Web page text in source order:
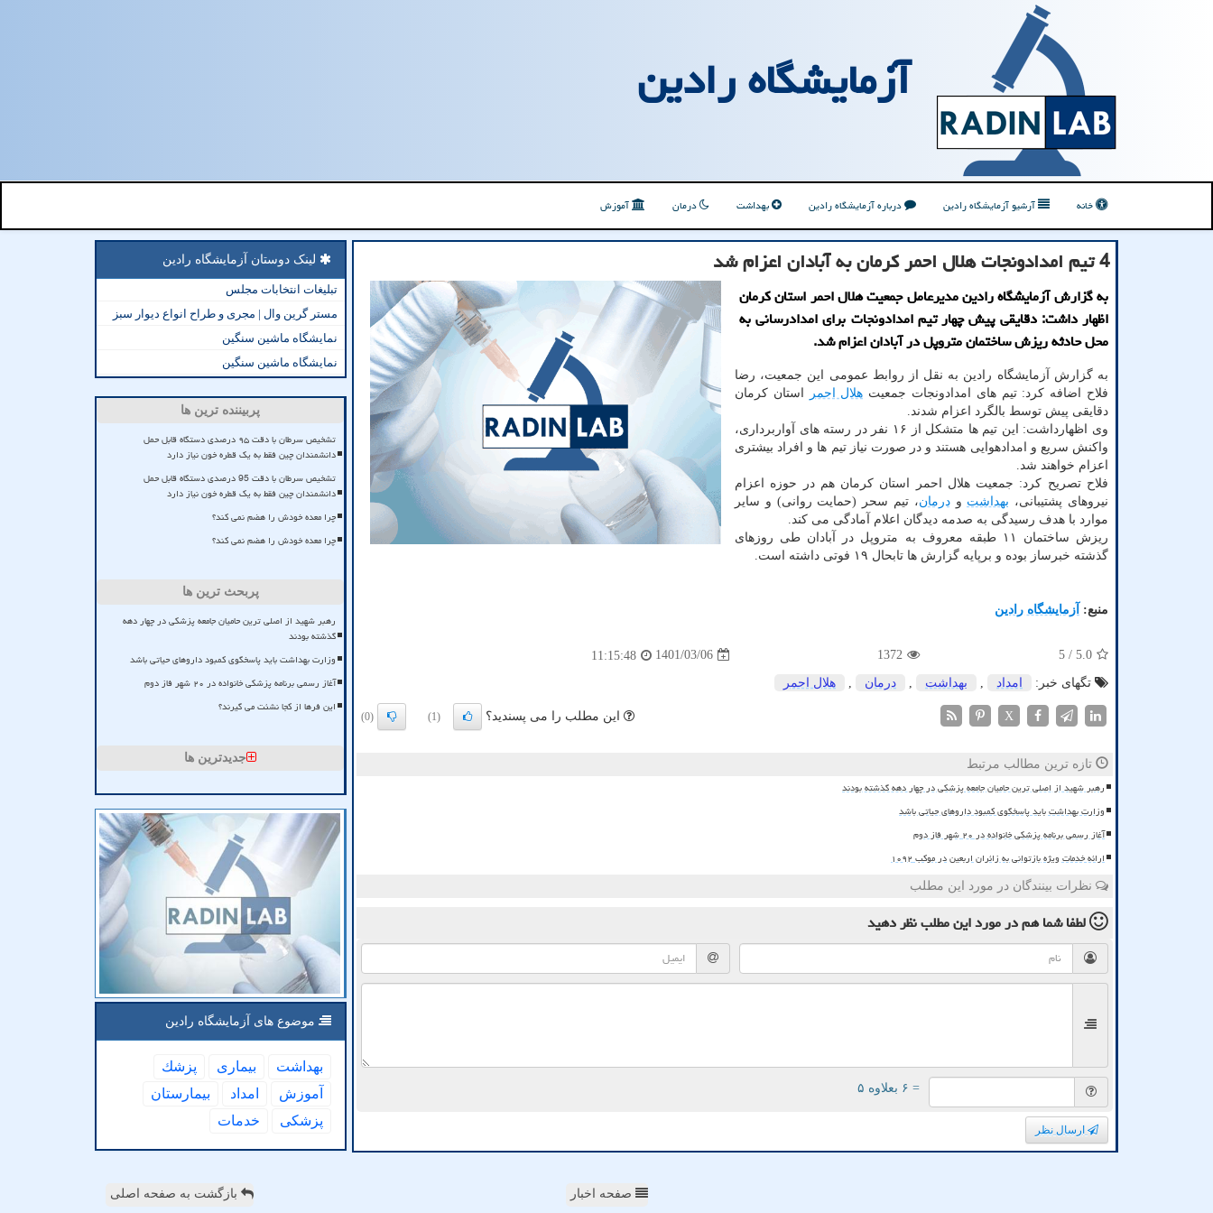
آزمایشگاه رادین
خانه آرشیو آزمایشگاه رادین درباره آزمایشگاه رادین بهداشت درمان آموزش
4 تیم امدادونجات هلال احمر کرمان به آبادان اعزام شد
به گزارش آزمایشگاه رادین مدیرعامل جمعیت هلال احمر استان کرمان
اظهار داشت: دقایقی پیش چهار تیم امدادونجات برای امدادرسانی به
محل حادثه ریزش ساختمان متروپل در آبادان اعزام شد.
به گزارش آزمایشگاه رادین به نقل از روابط عمومی این جمعیت، رضا
فلاح اضافه کرد: تیم های امدادونجات جمعیت هلال احمر
استان کرمان
دقایقی پیش توسط بالگرد اعزام شدند.
وی اظهارداشت: این تیم ها متشکل از ۱۶ نفر در رسته های آواربرداری،
واکنش سریع و امدادهوایی هستند و در صورت نیاز تیم ها و افراد بیشتری
اعزام خواهند شد.
فلاح تصریح کرد: جمعیت هلال احمر استان کرمان هم در حوزه اعزام
نیروهای پشتیبانی، بهداشت ودرمان، تیم سحر (حمایت روانی) و سایر
موارد با هدف رسیدگی به صدمه دیدگان اعلام آمادگی می کند.
ریزش ساختمان ۱۱ طبقه معروف به متروپل در آبادان طی روزهای
گذشته خبرساز بوده و برپایه گزارش ها تابحال ۱۹ فوتی داشته است.
منبع: آزمایشگاه رادین
5.0
/ 5
1372
1401/03/06
11:15:48
تگهای خبر:
امداد بهداشت درمان هلال احمر
X این مطلب را می پسندید؟ (1)
(0)
تازه ترین مطالب مرتبط
رهبر شهید از اصلی ترین حامیان جامعه پزشکی در چهار دهه گذشته بودند
وزارت بهداشت باید پاسخگوی کمبود داروهای حیاتی باشد
آغاز رسمی برنامه پزشکی خانواده در ۲۰ شهر فاز دوم
ارائه خدمات ویژه بازتوانی به زائران اربعین در موکب ۱۰۹۲
نظرات بینندگان در مورد این مطلب
لطفا شما همدر مورد این مطلبنظر دهید
= ۶ بعلاوه ۵
ارسال نظر
لینک دوستان آزمایشگاه رادین
تبلیغات انتخابات مجلس
مستر گرین وال | مجری و طراح انواع دیوار سبز
نمایشگاه ماشین سنگین
نمایشگاه ماشین سنگین
پربیننده ترین ها
تشخیص سرطان با دقت ۹۵ درصدی دستگاه قابل حمل
دانشمندان چین فقط به یک قطره خون نیاز دارد
تشخیص سرطان با دقت 95 درصدی دستگاه قابل حمل
دانشمندان چین فقط به یک قطره خون نیاز دارد
چرا معده خودش را هضم نمی کند؟
چرا معده خودش را هضم نمی کند؟
پربحث ترین ها
رهبر شهید از اصلی ترین حامیان جامعه پزشکی در چهار دهه
گذشته بودند
وزارت بهداشت باید پاسخگوی کمبود داروهای حیاتی باشد
آغاز رسمی برنامه پزشکی خانواده در ۲۰ شهر فاز دوم
این فرها از کجا نشئت می گیرند؟
جدیدترین ها
موضوع های آزمایشگاه رادین
بهداشت بیماری
پزشك
آموزش
امداد
بیمارستان
پزشكی
خدمات
صفحه اخبار بازگشت به صفحه اصلی